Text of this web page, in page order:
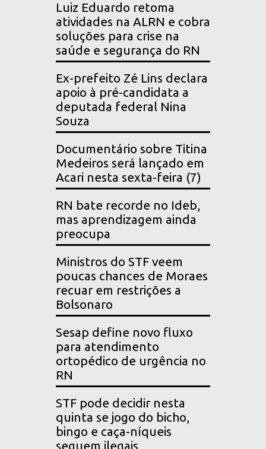
Luiz Eduardo retoma
atividades na ALRN e cobra
soluções para crise na
saúde e segurança do RN
Ex-prefeito Zé Lins declara
apoio à pré-candidata a
deputada federal Nina
Souza
Documentário sobre Titina
Medeiros será lançado em
Acari nesta sexta-feira (7)
RN bate recorde no Ideb,
mas aprendizagem ainda
preocupa
Ministros do STF veem
poucas chances de Moraes
recuar em restrições a
Bolsonaro
Sesap define novo fluxo
para atendimento
ortopédico de urgência no
RN
STF pode decidir nesta
quinta se jogo do bicho,
bingo e caça-níqueis
seguem ilegais